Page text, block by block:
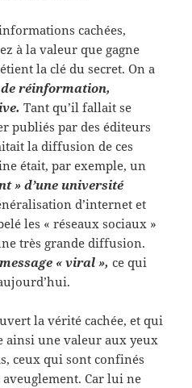
cachées,
à la valeur que gagne
la clé du secret. On a
réinformation,
Tant qu’il fallait se
publiés par des éditeurs
la diffusion de ces
était, par exemple, un
» d’une université
d’internet et
les « réseaux sociaux »
très grande diffusion.
message « viral », ce qui
la vérité cachée, et qui
ainsi une valeur aux yeux
ceux qui sont confinés
Car lui ne